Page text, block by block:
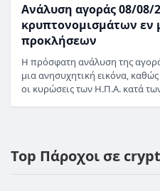
Ανάλυση αγοράς 08/08/
κρυπτονομισμάτων εν
προκλήσεων
Η πρόσφατη ανάλυση της
μια ανησυχητική εικόνα,
οι κυρώσεις των Η.Π.Α. κατά
Top Πάροχοι σε